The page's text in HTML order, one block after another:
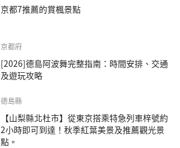
京都7推薦的賞楓景點
京都府
[2026]德島阿波舞完整指南：時間安排、交通
及遊玩攻略
德島縣
【山梨縣北杜市】從東京搭乘特急列車梓號約
2小時即可到達！秋季紅葉美景及推薦觀光景
點。